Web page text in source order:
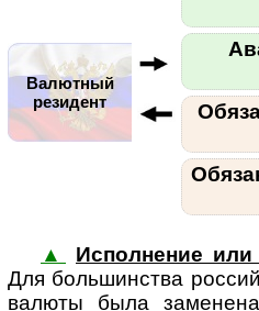
Валютный
резидент
▲
Исполнение или
Для боль­шин­ства
валюты была